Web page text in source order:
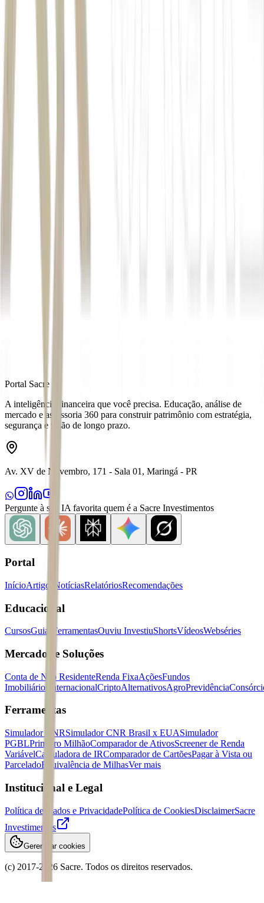
Portal Sacre
A inteligência financeira que você precisa. Educação, análise de
mercado e assessoria 360 para construir patrimônio com estratégia,
segurança e visão de longo prazo.
Av. XV de Novembro, 171 - Sala 01, Maringá - PR
Pergunte à sua IA favorita quem é a Sacre Investimentos
Portal
InícioArtigos NotíciasRelatóriosRecomendações
Educacional
CursosGuias FerramentasOuviu InvestiuShortsVídeosWebséries
Mercados e Soluções
Conta de Não ResidenteRenda FixaAçõesFundos
Imobiliários
InternacionalCriptoAlternativosAgroPrevidência
Ferramentas
Simulador CNRSimulador CNR Brasil x EUASimulador
PGBLPrimeiro MilhãoComparador de AtivosScreener de Renda
VariávelCalculadora de IRComparador de CartõesPagar à Vista ou
ParceladoEquivalência de MilhasVer mais
Institucional e Legal
Política de Dados e PrivacidadePolítica de CookiesDisclaimerSacre
Investimentos
Gerenciar cookies
(c) 2017-2026 Sacre. Todos os direitos reservados.